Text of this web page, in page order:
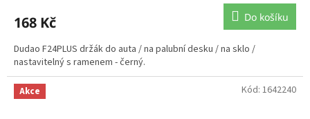
168 Kč Do košíku
Dudao F24PLUS držák do auta / na palubní desku / na sklo /
nastavitelný s ramenem - černý.
Akce Kód: 1642240